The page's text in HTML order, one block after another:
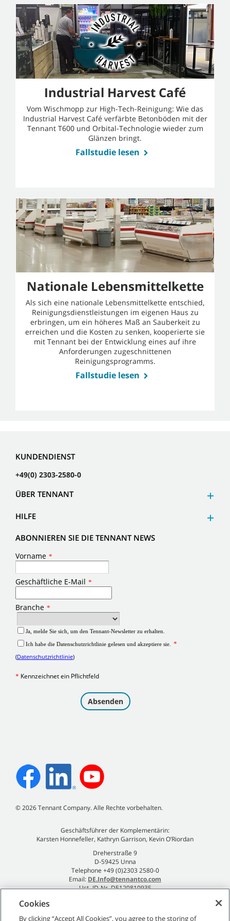
Industrial Harvest Café
Vom Wischmopp zur High-Tech-Reinigung: Wie das
Industrial Harvest Café verfärbte Betonböden mit der
Tennant T600 und Orbital-Technologie wieder zum
Glänzen bringt.
Fallstudie lesen
Nationale Lebensmittelkette
Als sich eine nationale Lebensmittelkette entschied,
Reinigungsdienstleistungen im eigenen Haus zu
erbringen, um ein höheres Maß an Sauberkeit zu
erreichen und die Kosten zu senken, kooperierte sie
mit Tennant bei der Entwicklung eines auf ihre
Anforderungen zugeschnittenen
Reinigungsprogramms.
Fallstudie lesen
KUNDENDIENST
+49(0) 2303-2580-0
ÜBER TENNANT
HILFE
ABONNIEREN SIE DIE TENNANT NEWS
©2026Tennant Company. Alle Rechte vorbehalten.
Geschäftsführer der Komplementärin:
Karsten Honnefeller, Kathryn Garrison, Kevin O’Riordan
Dreherstraße 9
D-59425 Unna
Telephone +49 (0)2303 2580-0
Email: DE.Info@tennantco.com
Ust.-ID-Nr. DE120810935
Datenschutzrichtlinie
Cookies
By clicking “Accept All Cookies”, you agree to the storing of